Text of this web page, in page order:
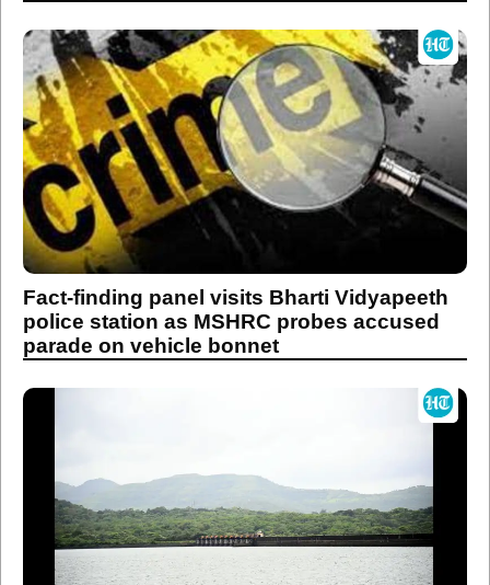
Fact-finding panel visits Bharti Vidyapeeth
police station as MSHRC probes accused
parade on vehicle bonnet